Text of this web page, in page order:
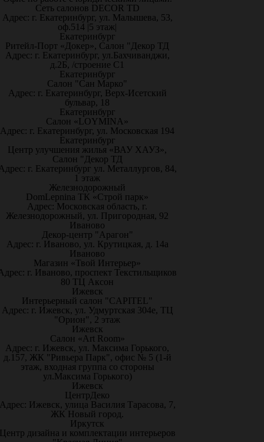
Сеть салонов DECOR TD
Адрес: г. Екатеринбург, ул. Малышева, 53,
оф.514 |5 этаж|
Екатеринбург
Ритейл-Порт «Докер», Салон "Декор ТД
Адрес: г. Екатеринбург, ул.Бахчиванджи,
д.2Б, /строение С1
Екатеринбург
Салон "Сан Марко"
Адрес: г. Екатеринбург, Верх-Исетский
бульвар, 18
Екатеринбург
Салон «LOYMINA»
Адрес: г. Екатеринбург, ул. Московская 194
Екатеринбург
Центр улучшения жилья «ВАУ ХАУЗ»,
Салон "Декор ТД
г. Екатеринбург ул. Металлургов, 84,
1 этаж
Железнодорожный
DomLepnina ТК «Строй парк»
Адрес: Московская область, г.
Железнодорожный, ул. Пригородная, 92
Иваново
Декор-центр "Арагон"
Адрес: г. Иваново, ул. Крутицкая, д. 14а
Иваново
Магазин «Твой Интерьер»
г. Иваново, проспект Текстильщиков
80 ТЦ Аксон
Ижевск
Интерьерный салон "CAPITEL"
Адрес: г. Ижевск, ул. Удмуртская 304е, ТЦ
"Орион", 2 этаж
Ижевск
Салон «Art Room»
Адрес: г. Ижевск, ул. Максима Горького,
д.157, ЖК "Ривьера Парк", офис № 5 (1-й
этаж, входная группа со стороны
ул.Максима Горького)
Ижевск
ЦентрДеко
Ижевск, улица Василия Тарасова, 7,
ЖК Новый город.
Иркутск
дизайна и комплектации интерьеров